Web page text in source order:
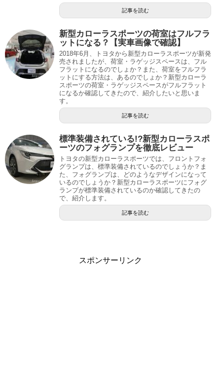
記事を読む
新型カローラスポーツの荷室はフルフラ
ットになる？【実車画像で確認】
2018年6月、トヨタから新型カローラスポーツが新発
売されましたが、荷室・ラゲッジスペースは、フル
フラットになるのでしょか？また、荷室をフルフラ
ットにする方法は、あるのでしょか？新型カローラ
スポーツの荷室・ラゲッジスペースがフルフラット
になるか確認してきたので、紹介したいと思いま
す。
記事を読む
標準装備されている!?新型カローラスポ
ーツのフォグランプを徹底レビュー
トヨタの新型カローラスポーツでは、フロントフォ
グランプは、標準装備されているのでしょうか？ま
た、フォグランプは、どのようなデザインになって
いるのでしょうか？新型カローラスポーツにフォグ
ランプが標準装備されているのか確認してきたの
で、紹介します。
記事を読む
スポンサーリンク